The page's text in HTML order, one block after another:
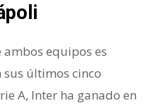
equipos es
últimos cinco
A, Inter ha ganado en